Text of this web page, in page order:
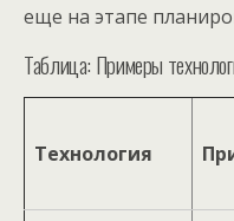
еще на этапе
Таблица: Примеры
Технология